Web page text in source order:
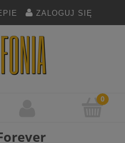
ZALOGUJ SIĘ